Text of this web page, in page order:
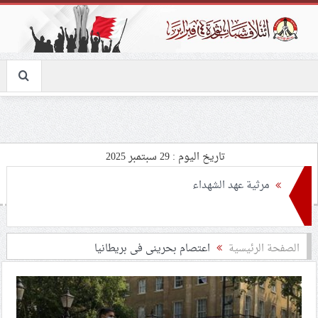
تاريخ اليوم : 29 سبتمبر 2025
حركة النجباء في ذكرى استشهاد السيّد نصر الله: المقاومة
تبقى العقبة أمام أطماع الصهاينة
طهران تدعو إلى الوقوف في وجه السياسات الصهيونيّة
الصفحة الرئيسية اعتصام بحرینی فی بریطانیا